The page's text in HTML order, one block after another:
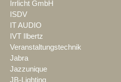
Irrlicht GmbH
ISDV
IT AUDIO
IVT Ilbertz
Veranstaltungstechnik
Jabra
Jazzunique
JB-Lighting